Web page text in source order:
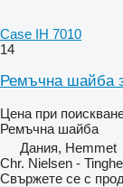
Case IH 7010
14
Ремъчна шайба
Цена при
Ремъчна шайба
Дания, Hemmet
Chr. Nielsen -
Свържете се с